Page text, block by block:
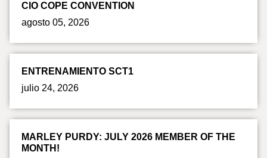
CIO COPE CONVENTION
agosto 05, 2026
ENTRENAMIENTO SCT1
julio 24, 2026
MARLEY PURDY: JULY 2026 MEMBER OF THE
MONTH!